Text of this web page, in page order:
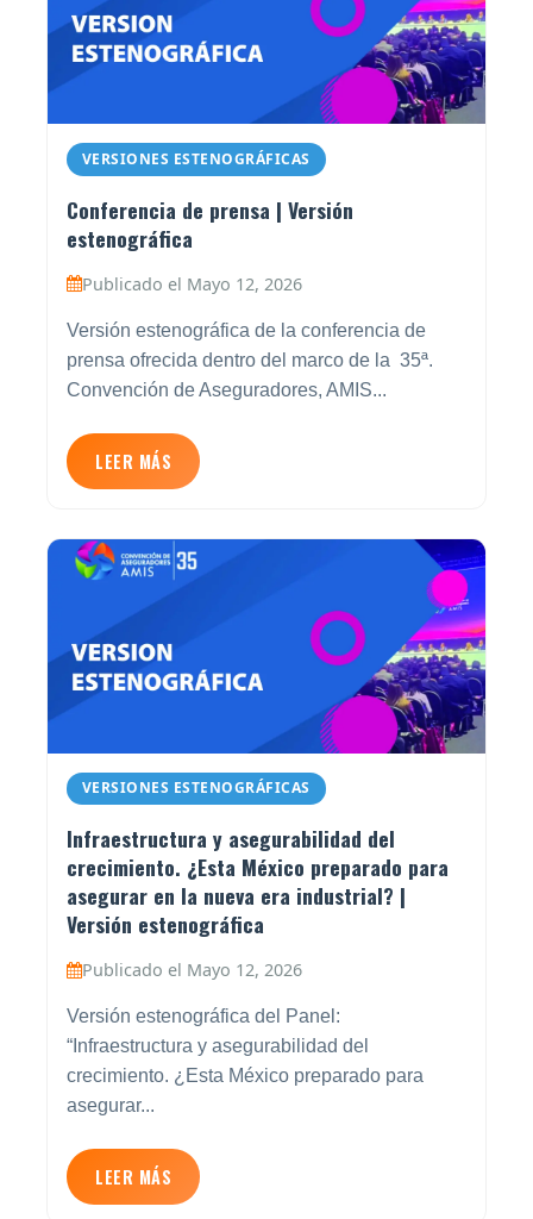
VERSIONES ESTENOGRÁFICAS
Conferencia de prensa | Versión
estenográfica
Publicado el Mayo 12, 2026
Versión estenográfica de la conferencia de
prensa ofrecida dentro del marco de la 35ª.
Convención de Aseguradores, AMIS...
LEER MÁS
VERSIONES ESTENOGRÁFICAS
Infraestructura y asegurabilidad del
crecimiento. ¿Esta México preparado para
asegurar en la nueva era industrial? |
Versión estenográfica
Publicado el Mayo 12, 2026
Versión estenográfica del Panel:
“Infraestructura y asegurabilidad del
crecimiento. ¿Esta México preparado para
asegurar...
LEER MÁS